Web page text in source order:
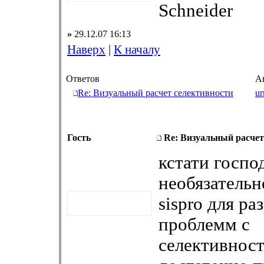
Schneider
» 29.12.07 16:13
Наверх | К началу
Ответов
Re: Визуальный расчет селективности
Гость Re: Визуальный
кстати
sispro для
проблемм с